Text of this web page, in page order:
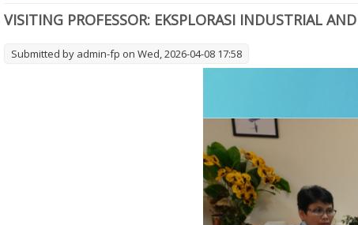
VISITING PROFESSOR: EKSPLORASI INDUSTRIAL
Submitted by admin-fp on Wed, 2026-04-08 17:58